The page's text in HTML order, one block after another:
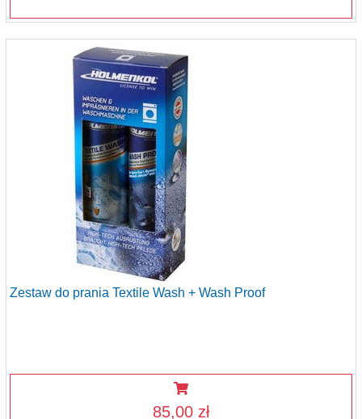
Zestaw do prania Textile Wash + Wash Proof
85,00 zł